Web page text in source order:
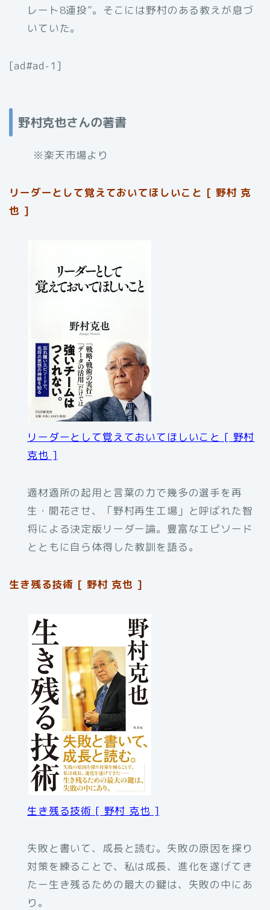
レート8連投”。そこには野村のある教えが息づ
いていた。
[ad#ad-1]
野村克也さんの著書
※楽天市場より
リーダーとして覚えておいてほしいこと [ 野村 克
也 ]
リーダーとして覚えておいてほしいこと [ 野村
克也 ]
適材適所の起用と言葉の力で幾多の選手を再
生・開花させ、「野村再生工場」と呼ばれた智
将による決定版リーダー論。豊富なエピソード
とともに自ら体得した教訓を語る。
生き残る技術 [ 野村 克也 ]
生き残る技術 [ 野村 克也 ]
失敗と書いて、成長と読む。失敗の原因を探り
対策を練ることで、私は成長、進化を遂げてき
たー生き残るための最大の鍵は、失敗の中にあ
り。